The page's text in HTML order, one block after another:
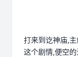
打来到讫神庙,
这个剧情,便空